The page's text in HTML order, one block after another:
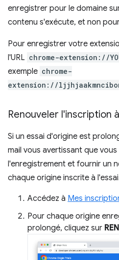
enregistrer pour le domaine
contenu s'exécute, et non
Pour enregistrer votre
l'URL chrome-extension://
exemple chrome-
extension://
Renouveler l'inscription
Si un essai d'origine est
mail vous avertissant que
l'enregistrement et fournir un
chaque origine inscrite à
Accédez à Mes
Pour chaque origine
prolongé, cliquez sur